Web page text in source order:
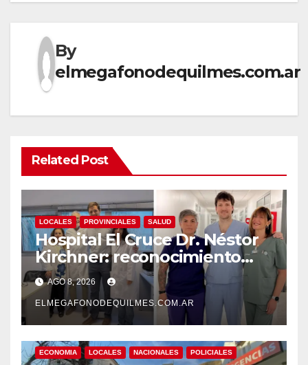
By
elmegafonodequilmes.com.ar
Related Post
LOCALES PROVINCIALES SALUD
Hospital El Cruce Dr. Néstor
Kirchner: reconocimiento
internacional a la calidad de
su atención
AGO 8, 2026
ELMEGAFONODEQUILMES.COM.AR
ECONOMIA LOCALES NACIONALES POLICIALES